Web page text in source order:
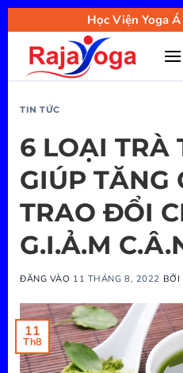
Học Viện Yoga
TIN TỨC
6 LOẠI TRÀ
GIÚP TĂNG
TRAO ĐỔI
G.I.Ả.M
ĐĂNG VÀO 11 THÁNG 8, 2022 BỞI
11
Th8